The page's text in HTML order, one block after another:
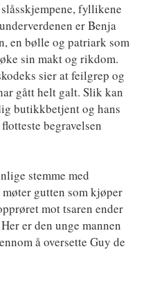
fyllikene
er Benja
en bølle og patriark som
sin makt og rikdom.
sier at feilgrep og
gått helt galt. Slik kan
butikkbetjent og hans
begravelsen
stemme med
gutten som kjøper
mot tsaren ender
er den unge mannen
å oversette Guy de